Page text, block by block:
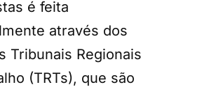
é feita
através dos
Tribunais Regionais
(TRTs), que são